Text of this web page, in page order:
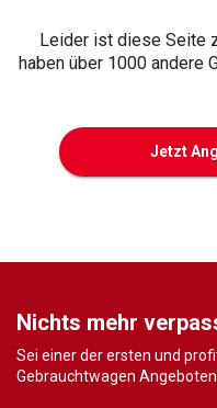
Leider ist diese Seite
haben über 1000 andere
Jetzt
Nichts mehr
Sei einer der ersten und
Gebrauchtwagen Angeboten.